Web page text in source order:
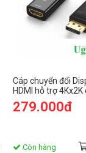
Cáp chuyển đổi
HDMI hỗ trợ
Ugreen 40363
279.000đ
Còn hàng